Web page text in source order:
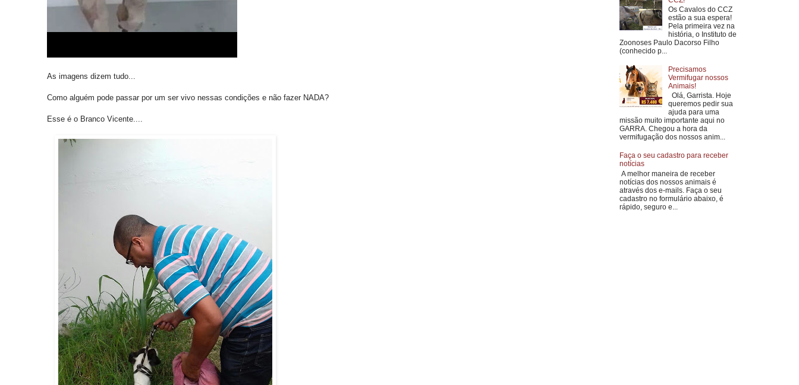
As imagens dizem tudo...
Como alguém pode passar por um ser vivo nessas condições e não fazer NADA?
Esse é o Branco Vicente....
Os Cavalos do CCZ
estão a sua espera!
Pela primeira vez na
história, o Instituto de
Zoonoses Paulo Dacorso Filho
(conhecido p...
Precisamos
Vermifugar nossos
Animais!
Olá, Garrista. Hoje
queremos pedir sua
ajuda para uma
missão muito importante aqui no
GARRA. Chegou a hora da
vermifugação dos nossos anim...
Faça o seu cadastro para receber
notícias
A melhor maneira de receber
notícias dos nossos animais é
através dos e-mails. Faça o seu
cadastro no formulário abaixo, é
rápido, seguro e...